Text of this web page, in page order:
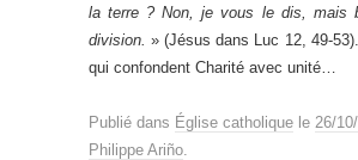
la terre ? Non, je vous le dis, mais
division. » (Jésus dans Luc 12, 49-
qui confondent Charité avec unité…
Publié dans Église catholique le 26/
Philippe Ariño.